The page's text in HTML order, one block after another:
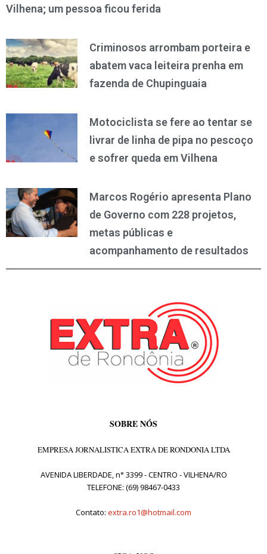
Vilhena; um pessoa ficou ferida
Criminosos arrombam porteira e
abatem vaca leiteira prenha em
fazenda de Chupinguaia
Motociclista se fere ao tentar se
livrar de linha de pipa no pescoço
e sofrer queda em Vilhena
Marcos Rogério apresenta Plano
de Governo com 228 projetos,
metas públicas e
acompanhamento de resultados
SOBRE NÓS
EMPRESA JORNALISTICA EXTRA DE RONDONIA LTDA
AVENIDA LIBERDADE, n° 3399 - CENTRO - VILHENA/RO
TELEFONE: (69) 98467-0433
Contato: extra.ro1@hotmail.com